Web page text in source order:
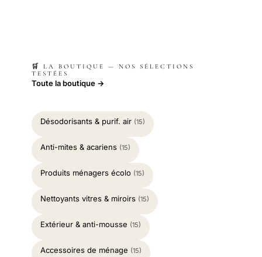
🛒 LA BOUTIQUE — NOS SÉLECTIONS
TESTÉES
Toute la boutique →
Désodorisants & purif. air (15)
Anti-mites & acariens (15)
Produits ménagers écolo (15)
Nettoyants vitres & miroirs (15)
Extérieur & anti-mousse (15)
Accessoires de ménage (15)